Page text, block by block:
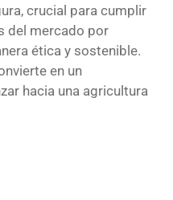
crucial para cumplir
del mercado por
ética y sostenible.
en un
hacia una agricultura